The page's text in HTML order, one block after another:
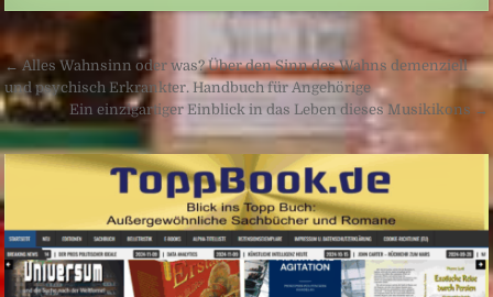
Beitragsnavigation
← Alles Wahnsinn oder was? Über den Sinn des Wahns demenziell
und psychisch Erkrankter. Handbuch für Angehörige
Ein einzigartiger Einblick in das Leben dieses Musikikons →